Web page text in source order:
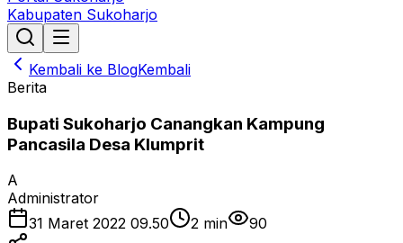
Kabupaten Sukoharjo
Kembali ke BlogKembali
Berita
Bupati Sukoharjo Canangkan Kampung
Pancasila Desa Klumprit
A
Administrator
31 Maret 2022 09.50
2 min
90